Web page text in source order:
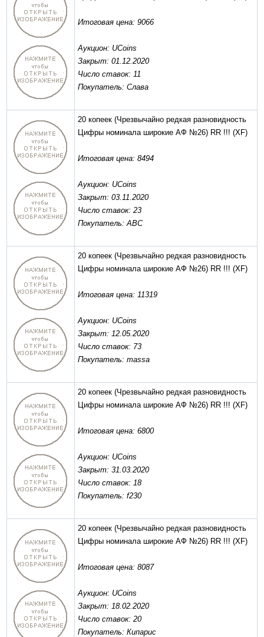
Итоговая цена: 9066
Аукцион: UCoins
Закрыт: 01.12.2020
Число ставок: 11
Покупатель: Слава
20 копеек (Чрезвычайно редкая разновидность
Цифры номинала широкие АФ №26) RR !!! (XF)
Итоговая цена: 8494
Аукцион: UCoins
Закрыт: 03.11.2020
Число ставок: 23
Покупатель: АВС
20 копеек (Чрезвычайно редкая разновидность
Цифры номинала широкие АФ №26) RR !!! (XF)
Итоговая цена: 11319
Аукцион: UCoins
Закрыт: 12.05.2020
Число ставок: 73
Покупатель: massa
20 копеек (Чрезвычайно редкая разновидность
Цифры номинала широкие АФ №26) RR !!! (XF)
Итоговая цена: 6800
Аукцион: UCoins
Закрыт: 31.03.2020
Число ставок: 18
Покупатель: f230
20 копеек (Чрезвычайно редкая разновидность
Цифры номинала широкие АФ №26) RR !!! (XF)
Итоговая цена: 8087
Аукцион: UCoins
Закрыт: 18.02.2020
Число ставок: 20
Покупатель: Кипарис